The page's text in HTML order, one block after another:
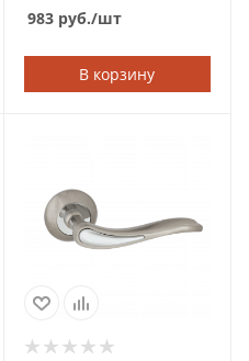
983руб./шт
В корзину